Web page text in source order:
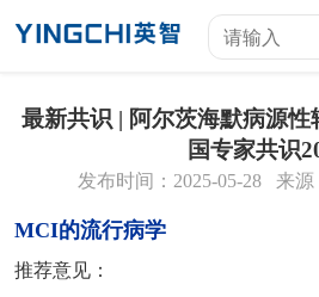
最新共识 | 阿尔茨海默病源
国专家共识
发布时间：2025-05-28 来源
MCI的流行病学
推荐意见：